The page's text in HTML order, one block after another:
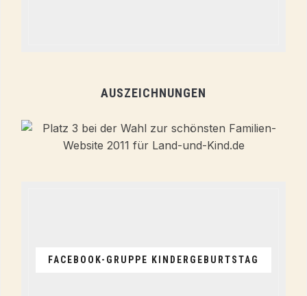
AUSZEICHNUNGEN
FACEBOOK-GRUPPE KINDERGEBURTSTAG